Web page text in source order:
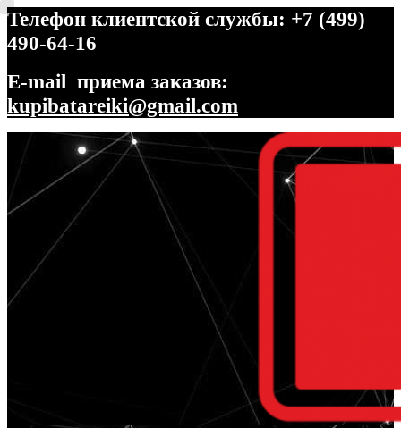
Телефон клиентской службы: +7 (499)
490-64-16
E-mail приема заказов:
kupibatareiki@gmail.com
Перейти
навигации
Перейти
содержимому